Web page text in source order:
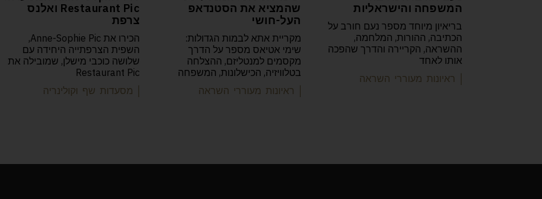
המשפחה והישראליות
בריאיון מיוחד מספר נעם חורב על
הכתיבה, ההורות, המלחמה,
ההשראה, הקריירה והדרך שהפכה
אותו לאחד
| ראיונות מעוררי השראה
שהמציא את הסטנדאפ
העל-חושי
מקריית אתא לבמות הגדולות:
שימי אטיאס מספר על הדרך
מקסמים למנטליזם, ההצלחה
בטלוויזיה, הכישלונות, המשפחה
| ראיונות מעוררי השראה
Restaurant Pic ואלנס
צרפת
הכירו את Anne-Sophie Pic,
השפית הצרפתייה היחידה עם
שלושה כוכבי מישלן, שמובילה את
Restaurant Pic
| מסעדות שף וקולינריה